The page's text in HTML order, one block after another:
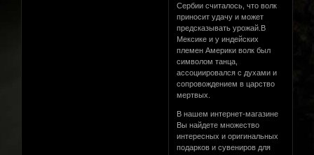
Сербии считалось, что волк
приносит удачу и может
предсказывать урожай.В
Мексике и у индейских
племен Америки волк был
символом танца,
ассоциировался с духами и
сопровождением в царство
мертвых.
В нашем интернет-магазине
Вы найдете множество
интересных и оригинальных
подарков и сувениров для